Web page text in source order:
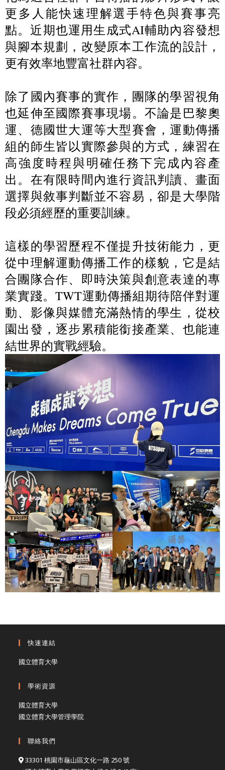
更多人能快速理解選手特色與賽事亮
點。近期也運用生成式AI輔助內容發想
與腳本規劃，改變原本工作流的設計，
更有效率地豐富社群內容。
除了國內賽事的實作，團隊的學習視角
也延伸至國際賽事現場。不論是巴黎奧
運、德國世大運等大型賽會，運動傳播
組的師生皆以實際參與的方式，練習在
高強度時程與明確任務下完成內容產
出。在有限時間內進行資訊判讀、畫面
選擇與敘事判斷並不容易，卻是大學階
段必須經歷的重要訓練。
這樣的學習歷程不僅提升技術能力，更
從中理解運動傳播工作的樣貌，它是結
合團隊合作、即時決策與創意表達的專
業實踐。TWT運動傳播組期待陪伴對運
動、影像與媒體充滿熱情的學生，從校
園出發，逐步累積能銜接產業、也能連
結世界的實戰經驗。
快速連結
國立體育大學
學術資源
國立體育大學
國立體育大學管理學院
聯絡我們
33301 桃園市龜山區文化一路 250 號